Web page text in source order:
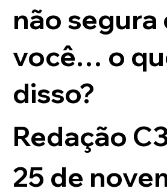
não segura
você… o
disso?
Redação
25 de